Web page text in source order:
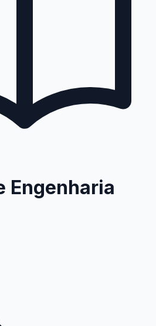
Engenharia